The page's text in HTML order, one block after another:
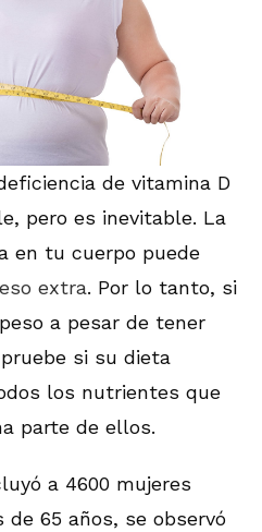
de vitamina D
pero es inevitable. La
en tu cuerpo puede
extra. Por lo tanto, si
a pesar de tener
si su dieta
los nutrientes que
parte de ellos.
a 4600 mujeres
65 años, se observó